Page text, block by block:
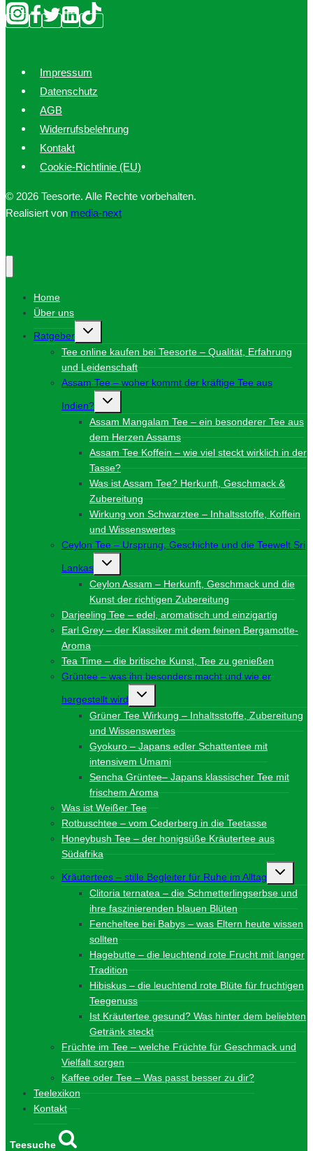
Impressum
Datenschutz
AGB
Widerrufsbelehrung
Kontakt
Cookie-Richtlinie (EU)
© 2026 Teesorte. Alle Rechte vorbehalten.
Realisiert von media-next
Home
Über uns
Ratgeber
Untermenü
Tee online kaufen bei Teesorte – Qualität, Erfahrung
und Leidenschaft
Assam Tee – woher kommt der kräftige Tee aus
Indien?
Untermenü
Assam Mangalam Tee – ein besonderer Tee aus
dem Herzen Assams
Assam Tee Koffein – wie viel steckt wirklich in der
Tasse?
Was ist Assam Tee? Herkunft, Geschmack &
Zubereitung
Wirkung von Schwarztee – Inhaltsstoffe, Koffein
und Wissenswertes
Ceylon Tee – Ursprung, Geschichte und die Teewelt Sri
Lankas
Untermenü
Ceylon Assam – Herkunft, Geschmack und die
Kunst der richtigen Zubereitung
Darjeeling Tee – edel, aromatisch und einzigartig
Earl Grey – der Klassiker mit dem feinen Bergamotte-
Aroma
Tea Time – die britische Kunst, Tee zu genießen
Grüntee – was ihn besonders macht und wie er
hergestellt wird
Untermenü
Grüner Tee Wirkung – Inhaltsstoffe, Zubereitung
und Wissenswertes
Gyokuro – Japans edler Schattentee mit
intensivem Umami
Sencha Grüntee– Japans klassischer Tee mit
frischem Aroma
Was ist Weißer Tee
Rotbuschtee – vom Cederberg in die Teetasse
Honeybush Tee – der honigsüße Kräutertee aus
Südafrika
Kräutertees – stille Begleiter für Ruhe im Alltag
Clitoria ternatea – die Schmetterlingserbse und
ihre faszinierenden blauen Blüten
Fencheltee bei Babys – was Eltern heute wissen
sollten
Hagebutte – die leuchtend rote Frucht mit langer
Tradition
Hibiskus – die leuchtend rote Blüte für fruchtigen
Teegenuss
Ist Kräutertee gesund? Was hinter dem beliebten
Getränk steckt
Früchte im Tee – welche Früchte für Geschmack und
Vielfalt sorgen
Kaffee oder Tee – Was passt besser zu dir?
Teelexikon
Kontakt
Teesuche